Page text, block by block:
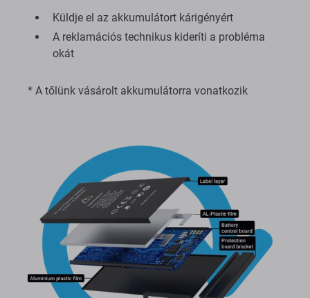
Küldje el az akkumulátort kárigényért
A reklamációs technikus kideríti a probléma
okát
* A tőlünk vásárolt akkumulátorra vonatkozik